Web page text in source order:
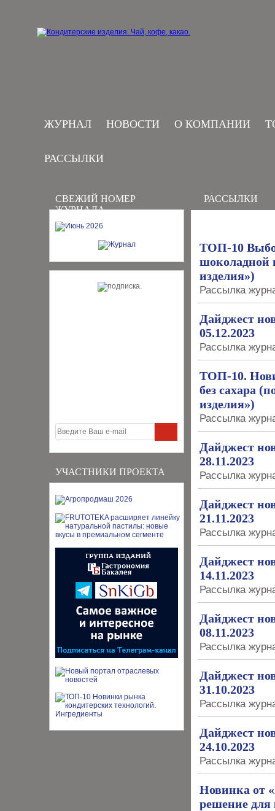
ЖУРНАЛ НОВОСТИ О КОМПАНИИ
РАССЫЛКИ
СВЕЖИЙ НОМЕР
ЖУРНАЛА
УЧАСТНИКИ ПРОЕКТА
РАССЫЛКИ
ТОП-10
шоколадной
изделия»)
Рассылка
Дайджест
05.12.2023
Рассылка
ТОП-10.
без сахара
изделия»)
Рассылка
Дайджест
28.11.2023
Рассылка
Дайджест
21.11.2023
Рассылка
Дайджест
14.11.2023
Рассылка
Дайджест
08.11.2023
Рассылка
Дайджест
31.10.2023
Рассылка
Дайджест
24.10.2023
Рассылка
Новинка от
решение для